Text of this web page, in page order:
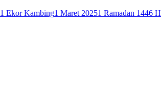
1 Ekor Kambing1 Maret 20251 Ramadan 1446 H